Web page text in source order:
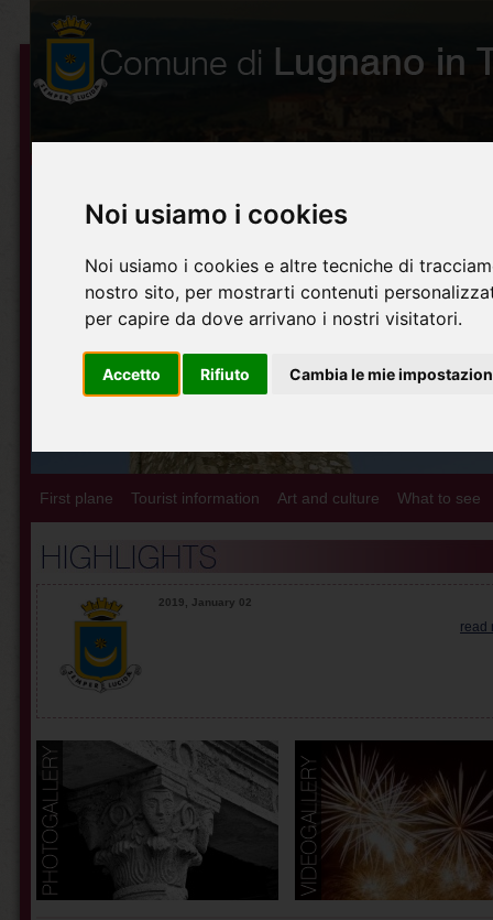
Noi usiamo i cookies
Noi usiamo i cookies e altre tecniche di
nostro sito, per mostrarti contenuti
per capire da dove arrivano i nostri visitatori.
Accetto Rifiuto Cambia le mie
First plane Tourist information Art and culture What to see
2019, January 02
read